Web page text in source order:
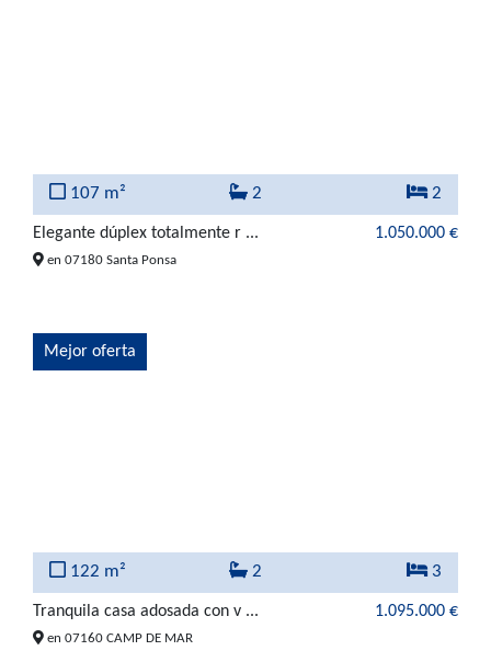
107 m² 2 2
Elegante dúplex totalmente r ... 1.050.000 €
en 07180 Santa Ponsa
Mejor oferta
122 m² 2 3
Tranquila casa adosada con v ... 1.095.000 €
en 07160 CAMP DE MAR